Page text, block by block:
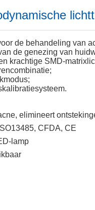
de behandeling van
de genezing van
krachtige SMD-
elimineert
ISO13485, CFDA, CE
lamp